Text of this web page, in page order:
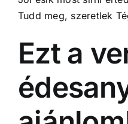
Tudd meg, szeretlek
Ezt a